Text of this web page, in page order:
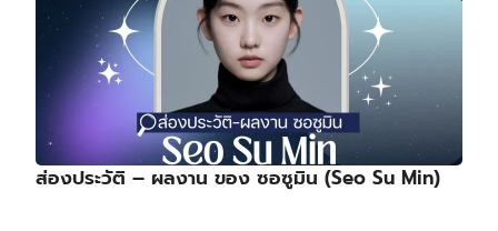
ส่องประวัติ – ผลงาน ของ ซอซูมิน (Seo Su Min)